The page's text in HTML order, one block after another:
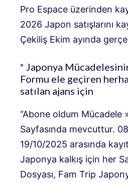
Pro Espace üzerinden
2026 Japon satışlarını
Çekiliş Ekim ayında
* Japonya
Formu ele geçiren
satılan ajans için
“Abone oldum Mücadele
Sayfasında mevcuttur.
19/10/2025 arasında
Japonya kalkış için her
Dosyası, Fam Trip